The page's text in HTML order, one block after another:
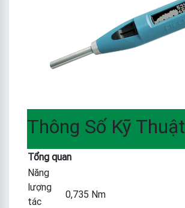
Thông Số Kỹ Thuật
Tổng quan
Năng
lượng
tác
0,735 Nm